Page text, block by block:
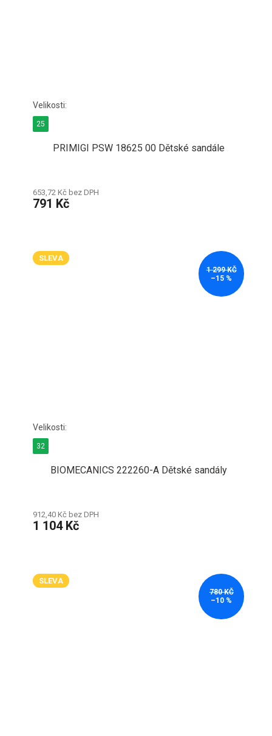
PRIMIGI PSW 18625 00 Dětské sandále
653,72 Kč bez DPH
791 Kč
25
SLEVA
1 299 KČ
–15 %
BIOMECANICS 222260-A Dětské sandály
912,40 Kč bez DPH
1 104 Kč
32
SLEVA
780 KČ
–10 %